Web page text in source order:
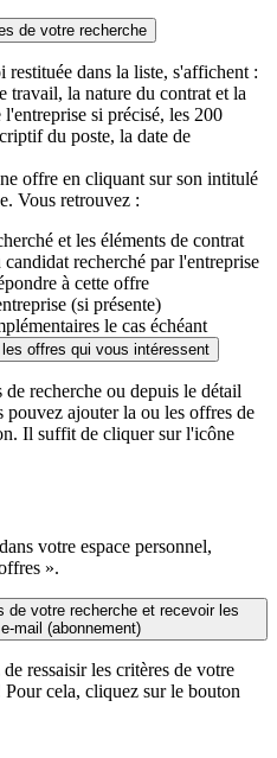
de votre recherche
dans la liste, s'affichent :
travail, la nature du contrat et la
si précisé, les 200
du poste, la date de
offre en cliquant sur son intitulé
Vous retrouvez :
et les éléments de contrat
recherché par l'entreprise
à cette offre
(si présente)
le cas échéant
offres qui vous intéressent
recherche ou depuis le détail
ajouter la ou les offres de
Il suffit de cliquer sur l'icône
votre espace personnel,
».
de votre recherche et recevoir les
mail (abonnement)
ressaisir les critères de votre
cela, cliquez sur le bouton